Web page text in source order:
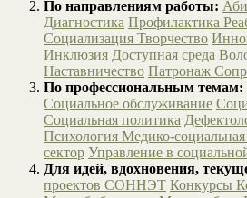
По направлениям работы:
Диагностика Профилактика
Социализация Творчество
Инклюзия Доступная среда
Наставничество Патронаж
По профессиональным темам:
Социальное обслуживание
Социальная политика
Психология Медико-социальная
сектор Управление в
Для идей, вдохновения,
проектов СОННЭТ Конкурсы